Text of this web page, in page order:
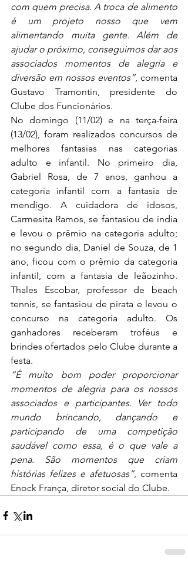
com quem precisa. A troca de alimento
é um projeto nosso que vem
alimentando muita gente. Além de
ajudar o próximo, conseguimos dar aos
associados momentos de alegria e
diversão em nossos eventos”, comenta
Gustavo Tramontin, presidente do
Clube dos Funcionários.
No domingo (11/02) e na terça-feira
(13/02), foram realizados concursos de
melhores fantasias nas categorias
adulto e infantil. No primeiro dia,
Gabriel Rosa, de 7 anos, ganhou a
categoria infantil com a fantasia de
mendigo. A cuidadora de idosos,
Carmesita Ramos, se fantasiou de índia
e levou o prêmio na categoria adulto;
no segundo dia, Daniel de Souza, de 1
ano, ficou com o prêmio da categoria
infantil, com a fantasia de leãozinho.
Thales Escobar, professor de beach
tennis, se fantasiou de pirata e levou o
concurso na categoria adulto. Os
ganhadores receberam troféus e
brindes ofertados pelo Clube durante a
festa.
“É muito bom poder proporcionar
momentos de alegria para os nossos
associados e participantes. Ver todo
mundo brincando, dançando e
participando de uma competição
saudável como essa, é o que vale a
pena. São momentos que criam
histórias felizes e afetuosas”, comenta
Enock França, diretor social do Clube.